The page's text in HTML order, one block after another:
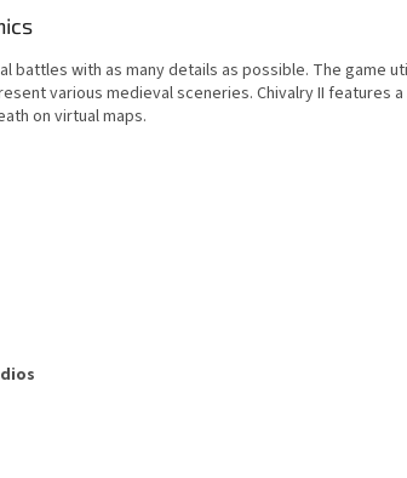
battles with as many details as possible. The game
various medieval sceneries. Chivalry II features
on virtual maps.